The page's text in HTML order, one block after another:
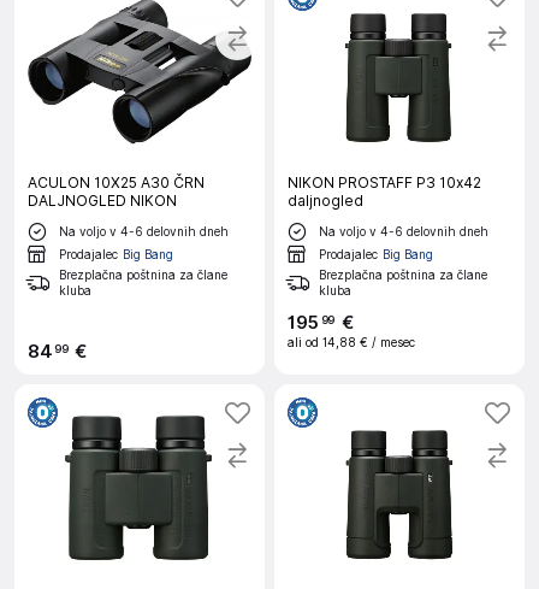
ACULON 10X25 A30 ČRN
DALJNOGLED NIKON
Na voljo v 4-6 delovnih dneh
Prodajalec Big Bang
Brezplačna poštnina za člane
kluba
8499 €
NIKON PROSTAFF P3 10x42
daljnogled
Na voljo v 4-6 delovnih dneh
Prodajalec Big Bang
Brezplačna poštnina za člane
kluba
195 99 €
ali od 14,88 € / mesec